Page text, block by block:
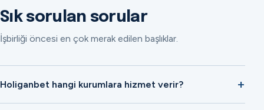
Sık sorulan sorular
İşbirliği öncesi en çok merak edilen başlıklar.
Holiganbet hangi kurumlara hizmet verir?